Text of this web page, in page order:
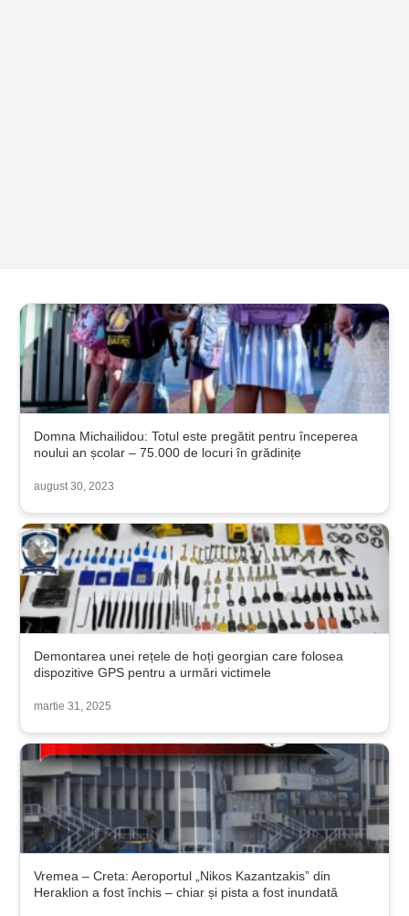
Domna Michailidou: Totul este pregătit pentru începerea
noului an școlar – 75.000 de locuri în grădinițe
august 30, 2023
Demontarea unei rețele de hoți georgian care folosea
dispozitive GPS pentru a urmări victimele
martie 31, 2025
Vremea – Creta: Aeroportul „Nikos Kazantzakis” din
Heraklion a fost închis – chiar și pista a fost inundată